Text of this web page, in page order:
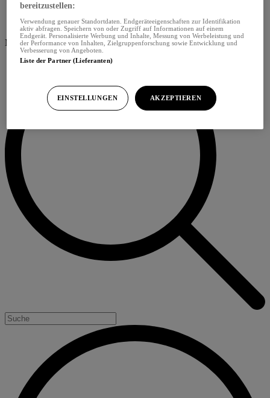
Menü schliessen
bereitzustellen:
Verwendung genauer Standortdaten. Endgeräteeigenschaften zur Identifikation
aktiv abfragen. Speichern von oder Zugriff auf Informationen auf einem
Endgerät. Personalisierte Werbung und Inhalte, Messung von Werbeleistung und
der Performance von Inhalten, Zielgruppenforschung sowie Entwicklung und
Verbesserung von Angeboten.
Liste der Partner (Lieferanten)
EINSTELLUNGEN AKZEPTIEREN